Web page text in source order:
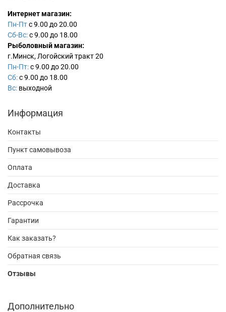
Интернет магазин:
Пн-Птс 9.00 до 20.00
Сб-Вс:с 9.00 до 18.00
Рыболовный магазин:
г.Минск, Логойский тракт 20
Пн-Пт:с 9.00 до 20.00
Сб:с 9.00 до 18.00
Вс: выходной
Информация
Контакты
Пункт самовывоза
Оплата
Доставка
Рассрочка
Гарантии
Как заказать?
Обратная связь
Отзывы
Дополнительно